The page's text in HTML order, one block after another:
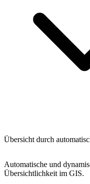
Übersicht durch
Automatische und
Übersichtlichkeit im GIS.